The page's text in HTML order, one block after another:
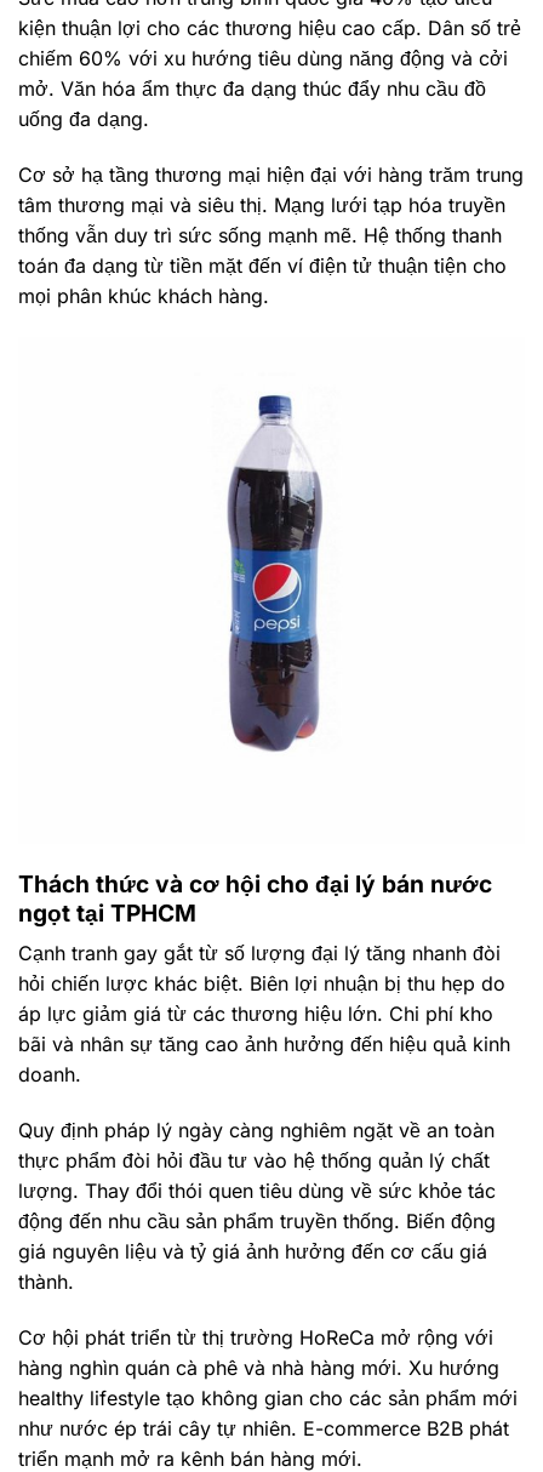
kiện thuận lợi cho các thương hiệu cao cấp. Dân số trẻ
chiếm 60% với xu hướng tiêu dùng năng động và cởi
mở. Văn hóa ẩm thực đa dạng thúc đẩy nhu cầu đồ
uống đa dạng.
Cơ sở hạ tầng thương mại hiện đại với hàng trăm trung
tâm thương mại và siêu thị. Mạng lưới tạp hóa truyền
thống vẫn duy trì sức sống mạnh mẽ. Hệ thống thanh
toán đa dạng từ tiền mặt đến ví điện tử thuận tiện cho
mọi phân khúc khách hàng.
Thách thức và cơ hội cho đại lý bán nước
ngọt tại TPHCM
Cạnh tranh gay gắt từ số lượng đại lý tăng nhanh đòi
hỏi chiến lược khác biệt. Biên lợi nhuận bị thu hẹp do
áp lực giảm giá từ các thương hiệu lớn. Chi phí kho
bãi và nhân sự tăng cao ảnh hưởng đến hiệu quả kinh
doanh.
Quy định pháp lý ngày càng nghiêm ngặt về an toàn
thực phẩm đòi hỏi đầu tư vào hệ thống quản lý chất
lượng. Thay đổi thói quen tiêu dùng về sức khỏe tác
động đến nhu cầu sản phẩm truyền thống. Biến động
giá nguyên liệu và tỷ giá ảnh hưởng đến cơ cấu giá
thành.
Cơ hội phát triển từ thị trường HoReCa mở rộng với
hàng nghìn quán cà phê và nhà hàng mới. Xu hướng
healthy lifestyle tạo không gian cho các sản phẩm mới
như nước ép trái cây tự nhiên. E-commerce B2B phát
triển mạnh mở ra kênh bán hàng mới.